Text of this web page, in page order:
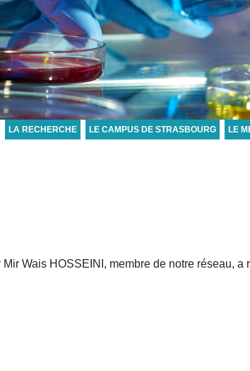
LA RECHERCHE LE CAMPUS DE STRASBOURG
LE
Wais HOSSEINI, membre de notre réseau, a